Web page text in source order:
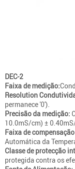
DEC-2
Faixa de medição:
Resolution
permanece '0').
Precisão da medição:
10.0mS/cm) ±
Faixa de
Automática da
Classe de protecção
protegida contra os